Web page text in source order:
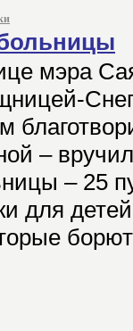
мэра
–
– 25
для